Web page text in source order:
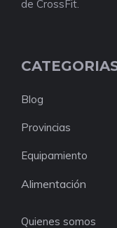
de CrossFit.
Blog
Provincias
Equipamiento
Alimentación
Quienes somos